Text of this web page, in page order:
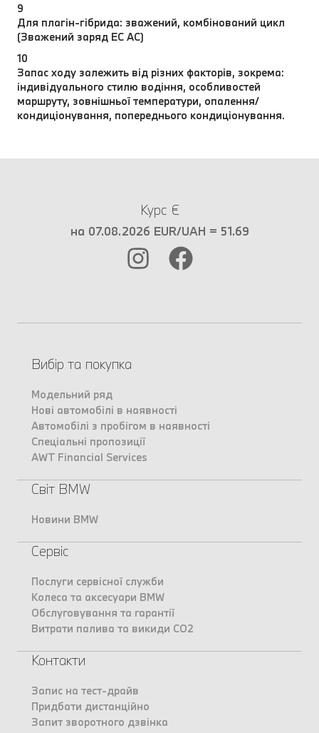
9
Для плагін-гібрида: зважений, комбінований цикл
(Зважений заряд EC AC)
10
Запас ходу залежить від різних факторів, зокрема:
індивідуального стилю водіння, особливостей
маршруту, зовнішньої температури, опалення/
кондиціонування, попереднього кондиціонування.
Курс €
на 07.08.2026 EUR/UAH = 51.69
Вибір та покупка
Модельний ряд
Нові автомобілі в наявності
Автомобілі з пробігом в наявності
Спеціальні пропозиції
AWT Financial Services
Світ BMW
Новини BMW
Сервіс
Послуги сервісної служби
Колеса та аксесуари BMW
Обслуговування та гарантії
Витрати палива та викиди CO2
Контакти
Запис на тест-драйв
Придбати дистанційно
Запит зворотного дзвінка